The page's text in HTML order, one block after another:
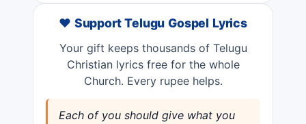
❤️ Support Telugu Gospel Lyrics
Your gift keeps thousands of Telugu
Christian lyrics free for the whole
Church. Every rupee helps.
Each of you should give what you